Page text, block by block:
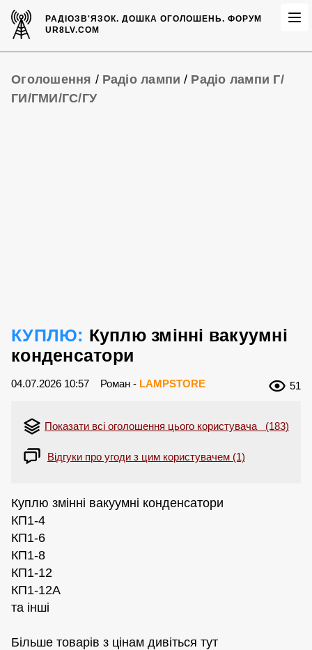
РАДІОЗВ'ЯЗОК.ДОШКА ОГОЛОШЕНЬ. ФОРУМ
UR8LV.COM
Оголошення / Радіо лампи / Радіо лампи Г/
ГИ/ГМИ/ГС/ГУ
КУПЛЮ: Куплю змінні вакуумні
конденсатори
04.07.2026 10:57 Роман - LAMPSTORE 51
Показати всі оголошення цього користувача (183)
Відгуки про угоди з цим користувачем (1)
Куплю змінні вакуумні конденсатори
КП1-4
КП1-6
КП1-8
КП1-12
КП1-12А
та інші
Більше товарів з цінам дивіться тут